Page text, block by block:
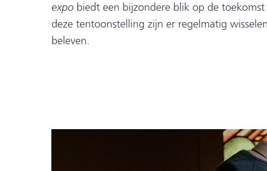
expo biedt een bijzondere blik op de
deze tentoonstelling zijn er regelmatig
beleven.